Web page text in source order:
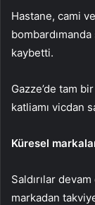
Hastane, cami
kaybetti.
Gazze’de tam
katliamı vicdan
Küresel
Saldırılar
markadan